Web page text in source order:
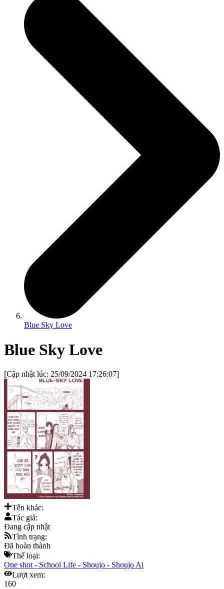
Blue Sky Love
Blue Sky Love
[Cập nhật lúc: 25/09/2024 17:26:07]
Tên khác:
Tác giả:
Đang cập nhật
Tình trạng:
Đã hoàn thành
Thể loại:
One shot - School Life - Shoujo - Shoujo Ai
Lượt xem:
160